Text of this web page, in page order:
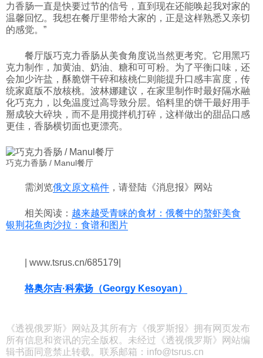
力香肠一直是快要过节的信号，直到现在还能唤起我对家的
温馨回忆。我想在餐厅里带给大家的，正是这样熟悉又亲切
的感觉。”
餐厅版巧克力香肠从美食角度说当然更考究。它用黑巧
克力制作，加黄油、奶油、糖和可可粉。为了平衡口味，还
会加少许盐，酥脆饼干碎和核桃仁则能提升口感丰富度，传
统家庭版不放核桃。波林娜建议，在家里制作时最好隔水融
化巧克力，以免温度过高导致分层。馅料里的饼干最好用手
掰成较大碎块，而不是用搅拌机打碎，这样做出的甜品口感
更佳，香肠横切面也更漂亮。
巧克力香肠 / Manul餐厅
需浏览俄文原文稿件 ，请登陆《消息报》网站
相关阅读： 越来越受青睐的食材：俄餐中的螯虾美食
银荆花鱼肉沙拉：食谱和图片
| www.tsrus.cn/685179|
格奥尔吉·科索扬（Georgy Kesoyan）
《透视俄罗斯》网站及其所有方《俄罗斯报》拥有网页发布
所有信息和资讯的完全版权。未经过《透视俄罗斯》网站编
辑书面同意禁止转载。联系邮箱：info@tsrus.cn